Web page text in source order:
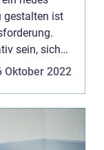
gestalten ist
sein, sich
und ein
Oktober 2022